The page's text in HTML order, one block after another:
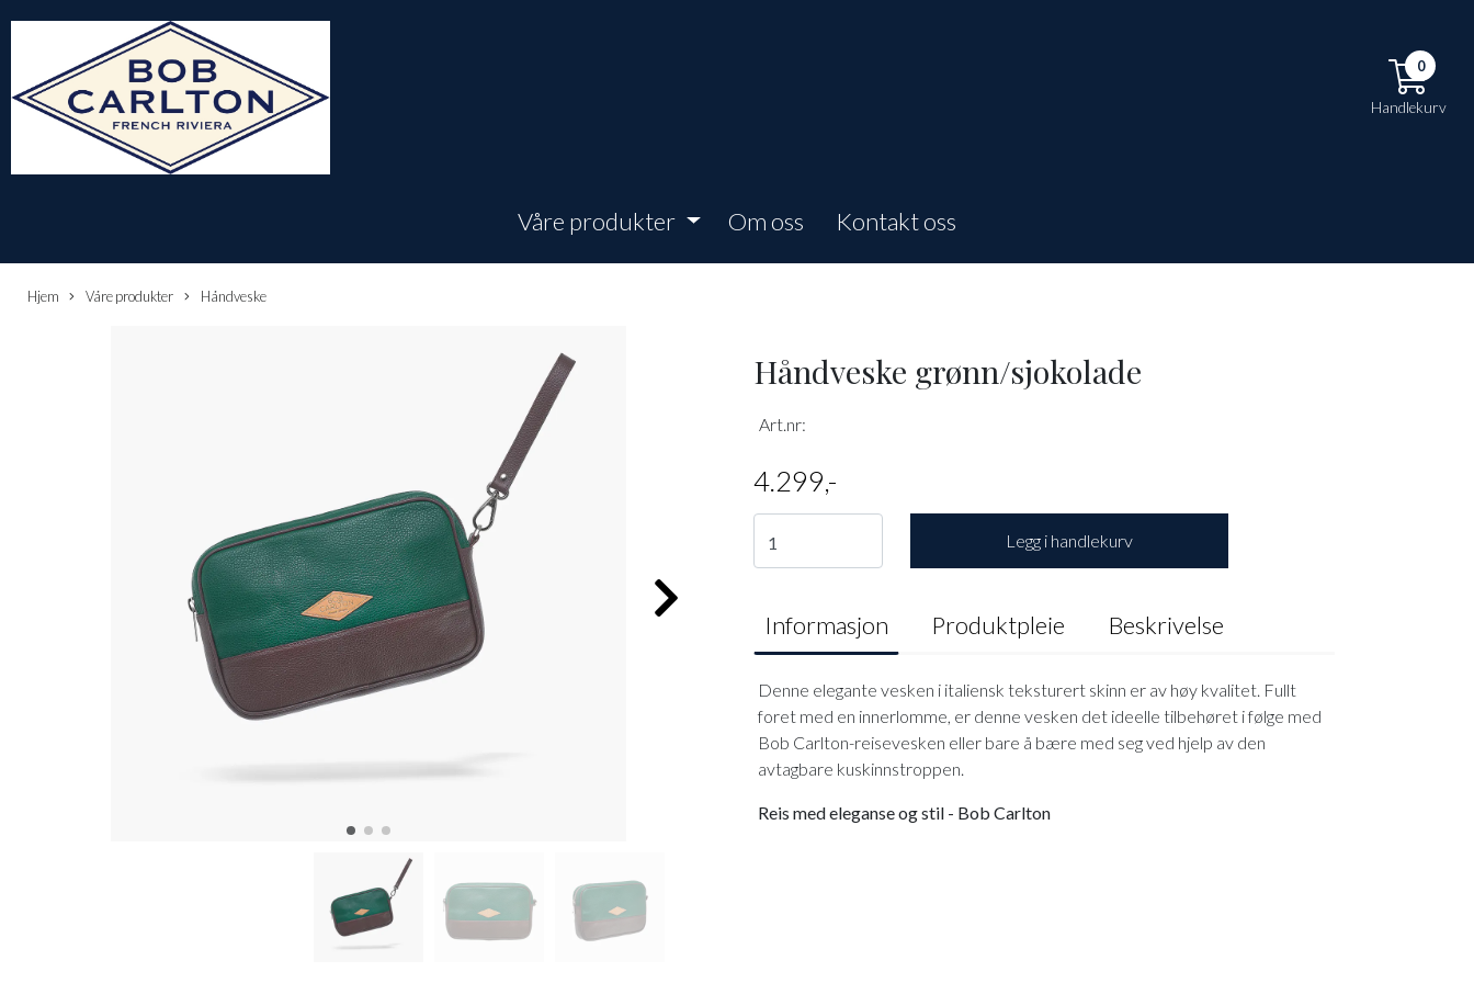
0
Handlekurv
Våre produkter Om oss Kontakt oss
Hjem Våre produkter Håndveske
Håndveske grønn/sjokolade
Art.nr:
4.299,-
Legg i handlekurv
Informasjon Produktpleie Beskrivelse
Denne elegante vesken i italiensk teksturert skinn er av høy kvalitet. Fullt
foret med en innerlomme, er denne vesken det ideelle tilbehøret i følge med
Bob Carlton-reisevesken eller bare å bære med seg ved hjelp av den
avtagbare kuskinnstroppen.
Reis med eleganse og stil - Bob Carlton